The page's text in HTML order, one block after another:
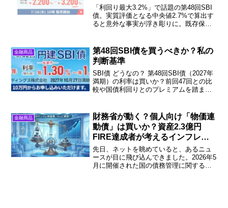
「利回り最大3.2%」で話題の第48回SBI
債。実質評価となる中央値2.7%で算出す
ると意外な事実が浮き彫りに。既存保有
「見送り」か、投資判断の基準を今すぐ
チェック！
金融商品
第48回SBI債を買うべきか？私の
判断基準
SBI債 どうなの？ 第48回SBI債（2027年
満期）の利率は買いか？前回47回との比
較や国債利回りとのプレミアムを踏ま
金融商品
財務省が動く？個人向け「物価連
動債」は買いか？資産2.3億円
FIRE達成者が考えるインフレ対
策
先日、ネットを眺めていると、あるニュ
ースが目に飛び込んできました。2026年5
月に開催された国の債務管理に関する研